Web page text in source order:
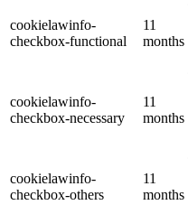
cookielawinfo-
checkbox-functional
11
months
cookielawinfo-
checkbox-necessary
11
months
cookielawinfo-
checkbox-others
11
months